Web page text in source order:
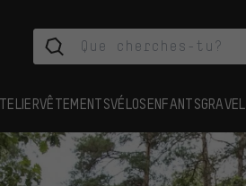
VÊTEMENTSVÉLOSENFANTSGRAVEL